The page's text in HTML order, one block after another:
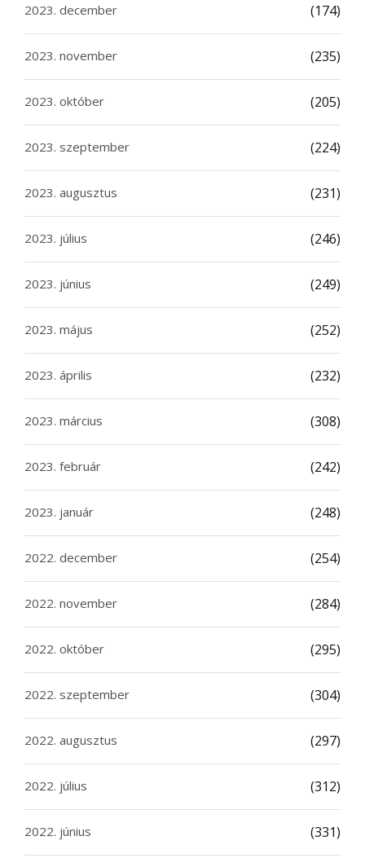
2023. december (174)
2023. november (235)
2023. október (205)
2023. szeptember (224)
2023. augusztus (231)
2023. július (246)
2023. június (249)
2023. május (252)
2023. április (232)
2023. március (308)
2023. február (242)
2023. január (248)
2022. december (254)
2022. november (284)
2022. október (295)
2022. szeptember (304)
2022. augusztus (297)
2022. július (312)
2022. június (331)